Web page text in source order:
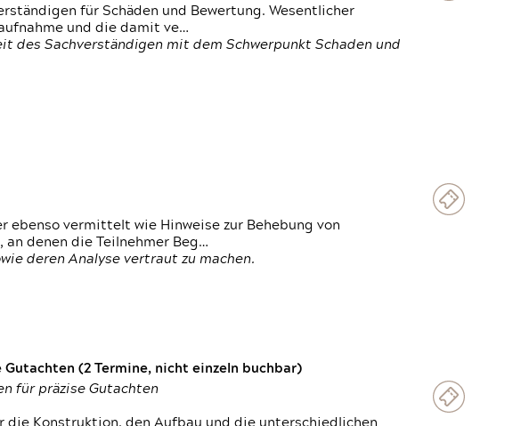
für Schäden und Bewertung. Wesentlicher
und die damit ve…
des Sachverständigen mit dem Schwerpunkt Schaden und
ebenso vermittelt wie Hinweise zur Behebung von
denen die Teilnehmer Beg…
deren Analyse vertraut zu machen.
(2 Termine, nicht einzeln buchbar)
für präzise Gutachten
die Konstruktion, den Aufbau und die unterschiedlichen